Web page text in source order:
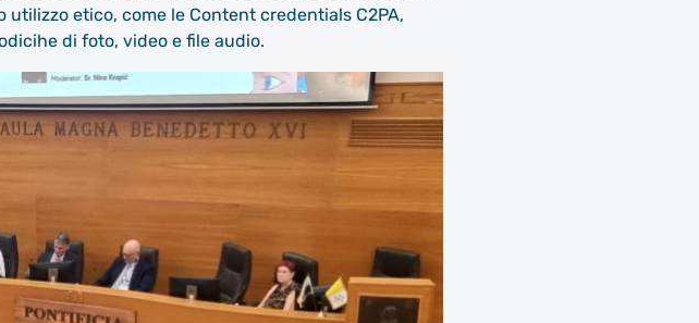
etico, come le Content credentials C2PA,
di foto, video e file audio.